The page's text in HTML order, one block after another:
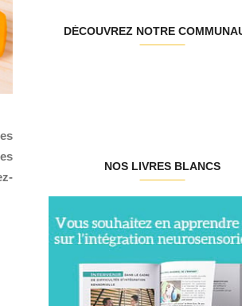
DÉCOUVREZ NOTRE
NOS LIVRES BLANCS